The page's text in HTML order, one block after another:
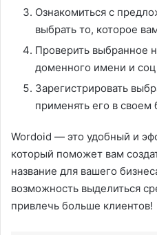
Ознакомиться с
выбрать то, которое
Проверить выбранное
доменного имени и
Зарегистрировать
применять его в своем
Wordoid — это удобный и
который поможет вам
название для вашего
возможность выделиться
привлечь больше клиентов!